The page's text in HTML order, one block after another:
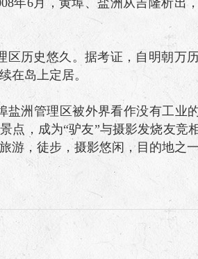
年6月，黄埠、盐洲从吉隆析出
区历史悠久。据考证，自明朝万
在岛上定居。
盐洲管理区被外界看作没有工业
点，成为“驴友”与摄影发烧友竞
游，徒步，摄影悠闲，目的地之